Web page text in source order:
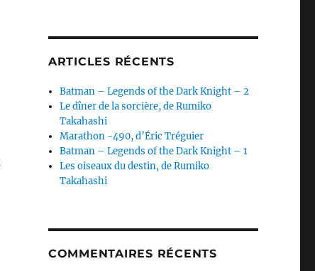
ARTICLES RÉCENTS
Batman – Legends of the Dark Knight – 2
Le dîner de la sorcière, de Rumiko
Takahashi
Marathon -490, d’Éric Tréguier
Batman – Legends of the Dark Knight – 1
Les oiseaux du destin, de Rumiko
Takahashi
COMMENTAIRES RÉCENTS